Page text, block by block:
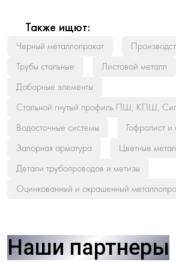
Также ищют:
Черный металлопрокат
Трубы стальные
Листовой металл
Доборные элементы
Стальной гнутый профиль ПШ, КПШ,
Водосточные системы
Гофролист и
Запорная арматура
Цветные
Детали трубопроводов и метизы
Оцинкованный и окрашенный
Наши партнеры